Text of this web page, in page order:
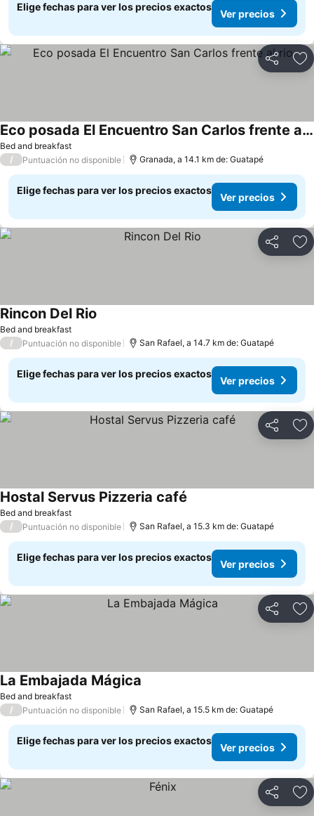
Elige fechas para ver los precios exactos
Ver precios
Compartir
Bed and breakfast
Eco posada El Encuentro San Carlos frente al rio
Ver precios
/ Puntuación no disponible Granada, a 14.1 km de: Guatapé
Elige fechas para ver los precios exactos
Ver precios
Compartir
Bed and breakfast
Rincon Del Rio
/ Puntuación no disponible San Rafael, a 14.7 km de: Guatapé
Elige fechas para ver los precios exactos
Ver precios
Compartir
Bed and breakfast
Hostal Servus Pizzeria café
/ Puntuación no disponible San Rafael, a 15.3 km de: Guatapé
Elige fechas para ver los precios exactos
Ver precios
Compartir
Bed and breakfast
La Embajada Mágica
/ Puntuación no disponible San Rafael, a 15.5 km de: Guatapé
Elige fechas para ver los precios exactos
Ver precios
Compartir